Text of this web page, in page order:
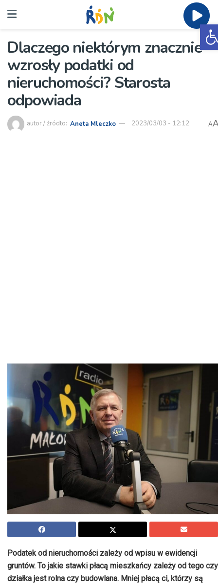
Dlaczego niektórym znacznie
wzrosły podatki od
nieruchomości? Starosta
odpowiada
autor / źródło: Aneta Mleczko 2023/03/03 - 12:12 A
Podatek od nieruchomości zależy od wpisu w ewidencji
gruntów. To jakie stawki płacą mieszkańcy zależy od tego czy
działka jest rolna czy budowlana. Mniej płacą ci, którzy są